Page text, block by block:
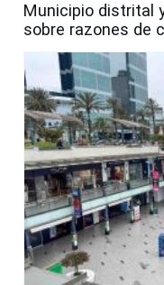
Municipio distrital
sobre razones de